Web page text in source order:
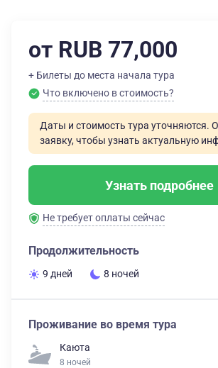
от RUB 77,000
+ Билеты до места начала тура
Что включено в стоимость?
Даты и стоимость тура уточняются.
заявку, чтобы узнать актуальную
Узнать подробнее
Не требует оплаты сейчас
Продолжительность
9 дней 8 ночей
Проживание во время тура
Каюта
8 ночей